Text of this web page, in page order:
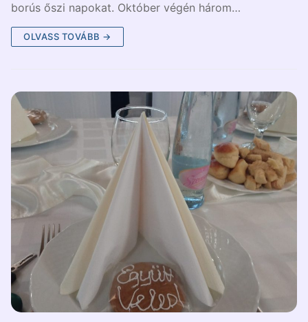
borús őszi napokat. Október végén három…
OLVASS TOVÁBB →